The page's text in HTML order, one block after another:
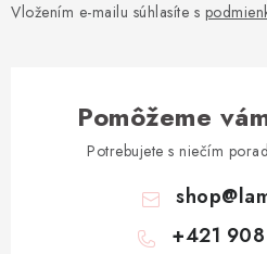
Vložením e-mailu súhlasíte s
Pomôžeme
Potrebujete s niečím
shop@
+421